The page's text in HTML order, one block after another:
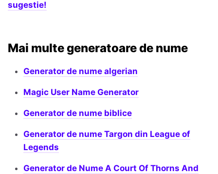
sugestie!
Mai multe generatoare de nume
Generator de nume algerian
Magic User Name Generator
Generator de nume biblice
Generator de nume Targon din League of
Legends
Generator de Nume A Court Of Thorns And